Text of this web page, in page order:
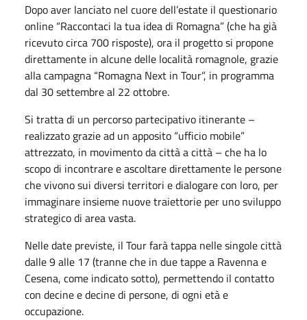
Dopo aver lanciato nel cuore dell’estate il questionario
online “Raccontaci la tua idea di Romagna”(che ha già
ricevuto circa 700 risposte), ora il progetto si propone
direttamente in alcune delle località romagnole, grazie
alla campagna “Romagna Next in Tour”, in programma
dal 30 settembre al 22 ottobre.
Si tratta di un percorso partecipativo itinerante –
realizzato grazie ad un apposito “ufficio mobile”
attrezzato, in movimento da città a città – che ha lo
scopo di incontrare e ascoltare direttamente le persone
che vivono sui diversi territori e dialogare con loro, per
immaginare insieme nuove traiettorie per uno sviluppo
strategico di area vasta.
Nelle date previste, il Tour farà tappa nelle singole città
dalle 9 alle 17 (tranne che in due tappe a Ravenna e
Cesena, come indicato sotto), permettendo il contatto
con decine e decine di persone, di ogni età e
occupazione.